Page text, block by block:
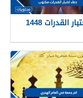
دعاء اختبار القدرات 1448